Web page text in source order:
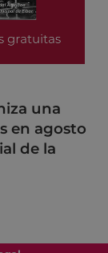
una
en agosto
de la